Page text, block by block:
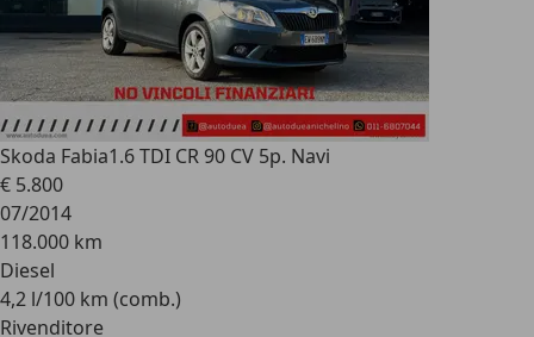
Skoda Fabia1.6 TDI CR 90 CV 5p. Navi
€ 5.800
07/2014
118.000 km
Diesel
4,2 l/100 km (comb.)
Rivenditore